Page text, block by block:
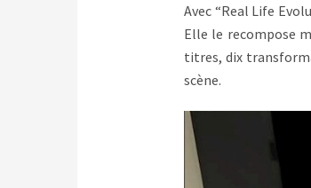
Avec “Real Life
Elle le recompose
titres, dix
scène.